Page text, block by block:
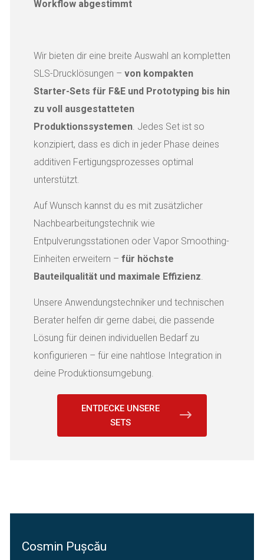
Workflow abgestimmt
Wir bieten dir eine breite Auswahl an kompletten
SLS-Drucklösungen – von kompakten
Starter-Sets für F&E und Prototyping bis hin
zu voll ausgestatteten
Produktionssystemen. Jedes Set ist so
konzipiert, dass es dich in jeder Phase deines
additiven Fertigungsprozesses optimal
unterstützt.
Auf Wunsch kannst du es mit zusätzlicher
Nachbearbeitungstechnik wie
Entpulverungsstationen oder Vapor Smoothing-
Einheiten erweitern – für höchste
Bauteilqualität und maximale Effizienz.
Unsere Anwendungstechniker und technischen
Berater helfen dir gerne dabei, die passende
Lösung für deinen individuellen Bedarf zu
konfigurieren – für eine nahtlose Integration in
deine Produktionsumgebung.
ENTDECKE UNSERE
SETS
Cosmin Pușcău